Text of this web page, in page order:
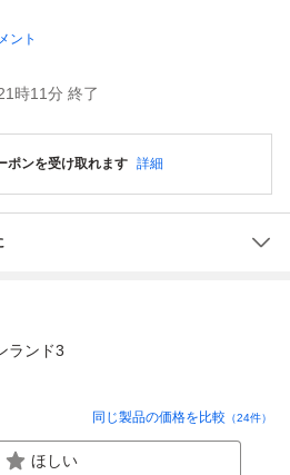
ント
時11分 終了
ポンを受け取れます 詳細
ランド3
同じ製品の価格を比較 （24件）
ほしい